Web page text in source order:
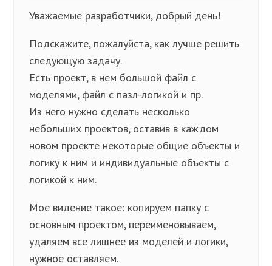
Уважаемые разработчики, добрый день!
Подскажите, пожалуйста, как лучше решить
следующую задачу.
Есть проект, в нем большой файл с
моделями, файл с пазл-логикой и пр.
Из него нужно сделать несколько
небольших проектов, оставив в каждом
новом проекте некоторые общие объекты и
логику к ним и индивидуальные объекты с
логикой к ним.
Мое видение такое: копируем папку с
основным проектом, переименовываем,
удаляем все лишнее из моделей и логики,
нужное оставляем.